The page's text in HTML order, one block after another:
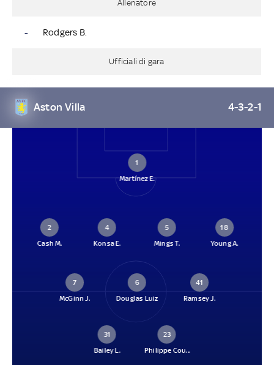
Allenatore
- Rodgers B.
Ufficiali di gara
Aston Villa 4-3-2-1
1
Martínez E.
2
Cash M.
4
Konsa E.
5
Mings T.
18
Young A.
7
McGinn J.
6
Douglas Luiz
41
Ramsey J.
31
Bailey L.
23
Philippe Cou...